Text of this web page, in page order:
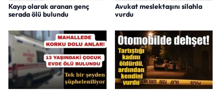
Kayıp olarak aranan genç
serada ölü bulundu
Avukat meslektaşını silahla
vurdu